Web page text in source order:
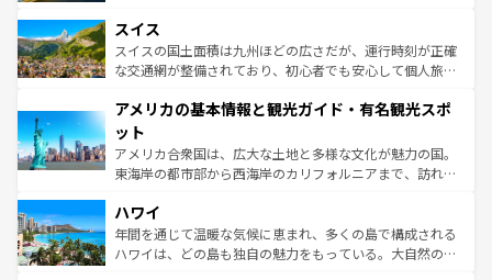
を参照してほしい。
は、お酒好きな人にはぜひ体験してほしい。 なお、新着の
ドイツ情報はコンテンツ一覧を参照してほしい。
リアごとに異なる魅力がある。また、優雅なアフタヌーン
ティー、ビール好きにはたまらない英国パブ、サッカー観
戦など、本場だからこそできる体験も豊富。イギリスを旅
ンツ一覧を参照してほしい。
スイス
スイスの国土面積は九州ほどの広さだが、運行時刻が正確
な交通網が整備されており、初心者でも安心して個人旅行
の建物がそのまま残る町や、スイスならではのユニークな
博物館もあり、アルプス観光だけでなく町歩きも満喫する
ことができる。国民の所得が高いため物価も高いが、旅行
者向けの交通パス提供のサービスもあり、うまく活用すれ
着のスイス情報は
アメリカの基本情報と観光ガイド・有名観光スポ
ット
アメリカ合衆国は、広大な土地と多様な文化が魅力の国。
東海岸の都市部から西海岸のカリフォルニアまで、訪れる
のような巨大都市は、観光、ショッピング、エンターテイ
ンメントが詰まった刺激的なスポットだ。一方、アメリカ
西部には大自然が広がり、グランドキャニオンやイエロー
ハワイ
年間を通じて温暖な気候に恵まれ、多くの島で構成される
ハワイは、どの島も独自の魅力をもっている。大自然の神